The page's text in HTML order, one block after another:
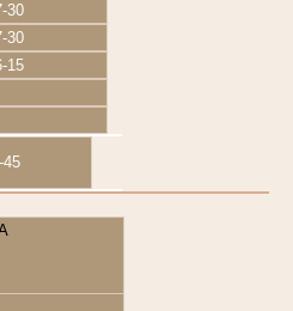
30
30
15
45